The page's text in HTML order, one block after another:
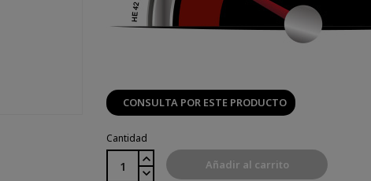
CONSULTA POR ESTE PRODUCTO
Cantidad
Añadir al carrito